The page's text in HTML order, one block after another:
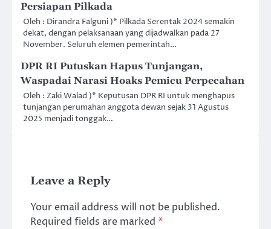
Persiapan Pilkada
Oleh : Dirandra Falguni )* Pilkada Serentak 2024 semakin
dekat, dengan pelaksanaan yang dijadwalkan pada 27
November. Seluruh elemen pemerintah…
DPR RI Putuskan Hapus Tunjangan,
Waspadai Narasi Hoaks Pemicu Perpecahan
Oleh : Zaki Walad )* Keputusan DPR RI untuk menghapus
tunjangan perumahan anggota dewan sejak 31 Agustus
2025 menjadi tonggak…
Leave a Reply
Your email address will not be published.
Required fields are marked *